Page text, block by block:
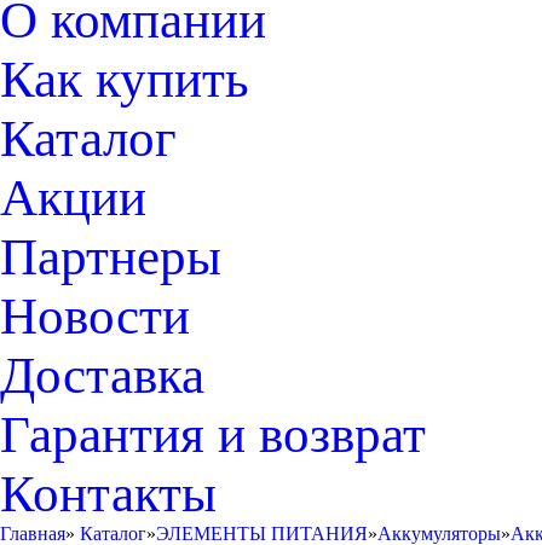
О компании
Как купить
Каталог
Акции
Партнеры
Новости
Доставка
Гарантия и возврат
Контакты
Главная» Каталог»ЭЛЕМЕНТЫ ПИТАНИЯ»Аккумуляторы»